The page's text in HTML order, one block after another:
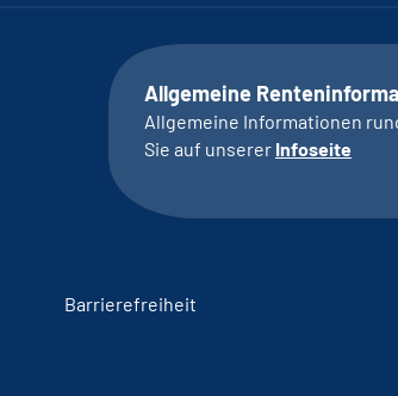
Allgemeine
Allgemeine Informationen
Sie auf unserer Infoseite
Barrierefreiheit